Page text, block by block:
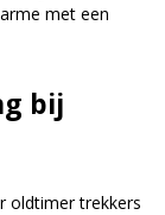
met een
bij
oldtimer trekkers